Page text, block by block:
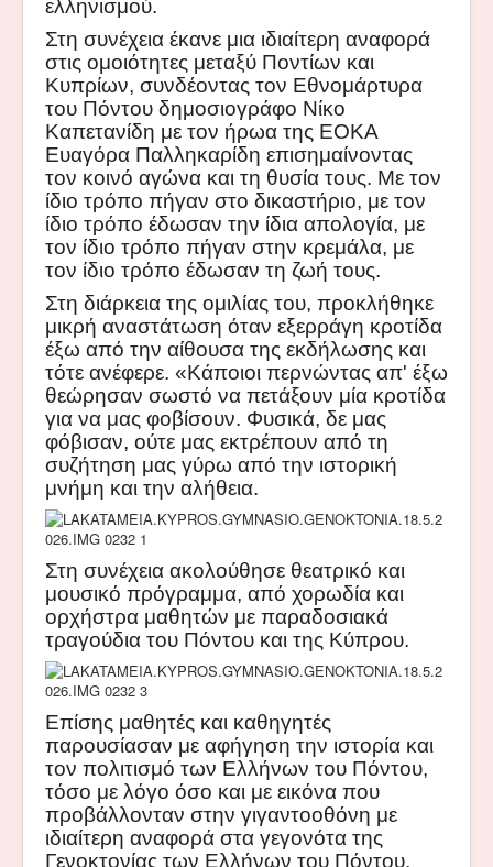
ελληνισμού.
Στη συνέχεια έκανε μια ιδιαίτερη αναφορά
στις ομοιότητες μεταξύ Ποντίων και
Κυπρίων, συνδέοντας τον Εθνομάρτυρα
του Πόντου δημοσιογράφο Νίκο
Καπετανίδη με τον ήρωα της ΕΟΚΑ
Ευαγόρα Παλληκαρίδη επισημαίνοντας
τον κοινό αγώνα και τη θυσία τους. Με τον
ίδιο τρόπο πήγαν στο δικαστήριο, με τον
ίδιο τρόπο έδωσαν την ίδια απολογία, με
τον ίδιο τρόπο πήγαν στην κρεμάλα, με
τον ίδιο τρόπο έδωσαν τη ζωή τους.
Στη διάρκεια της ομιλίας του, προκλήθηκε
μικρή αναστάτωση όταν εξερράγη κροτίδα
έξω από την αίθουσα της εκδήλωσης και
τότε ανέφερε. «Κάποιοι περνώντας απ' έξω
θεώρησαν σωστό να πετάξουν μία κροτίδα
για να μας φοβίσουν. Φυσικά, δε μας
φόβισαν, ούτε μας εκτρέπουν από τη
συζήτηση μας γύρω από την ιστορική
μνήμη και την αλήθεια.
Στη συνέχεια ακολούθησε θεατρικό και
μουσικό πρόγραμμα, από χορωδία και
ορχήστρα μαθητών με παραδοσιακά
τραγούδια του Πόντου και της Κύπρου.
Επίσης μαθητές και καθηγητές
παρουσίασαν με αφήγηση την ιστορία και
τον πολιτισμό των Ελλήνων του Πόντου,
τόσο με λόγο όσο και με εικόνα που
προβάλλονταν στην γιγαντοοθόνη με
ιδιαίτερη αναφορά στα γεγονότα της
Γενοκτονίας των Ελλήνων του Πόντου.